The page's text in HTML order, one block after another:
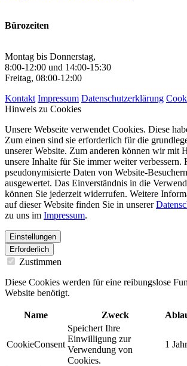
Bürozeiten
Montag bis Donnerstag,
8:00-12:00 und 14:00-15:30
Freitag, 08:00-12:00
Kontakt Impressum Datenschutzerklärung
Hinweis zu Cookies
Unsere Webseite verwendet Cookies. Diese
Zum einen sind sie erforderlich für die
unserer Website. Zum anderen können wir mit
unsere Inhalte für Sie immer weiter verbessern.
pseudonymisierte Daten von Website-
ausgewertet. Das Einverständnis in die
können Sie jederzeit widerrufen. Weitere
auf dieser Website finden Sie in unserer
zu uns im Impressum.
Einstellungen
Erforderlich
Zustimmen
Diese Cookies werden für eine reibungslose
Website benötigt.
Name Zweck
CookieConsent
Speichert Ihre
Einwilligung zur
Verwendung von
Cookies.
1 Jahr